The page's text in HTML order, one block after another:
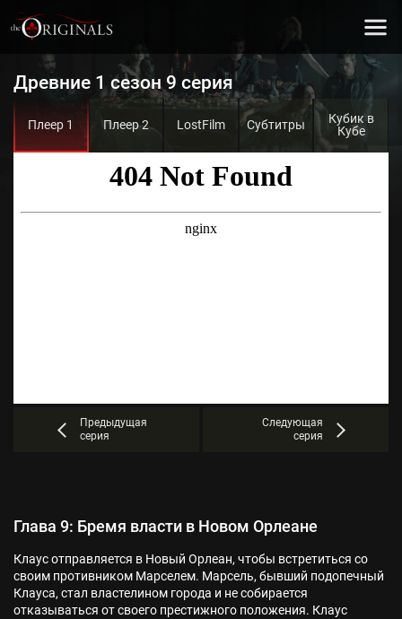
Древние 1 сезон 9 серия
Плеер 1 Плеер 2 LostFilm Субтитры
Кубик в
Кубе
Предыдущая
серия
Следующая
серия
Глава 9: Бремя власти в Новом Орлеане
Клаус отправляется в Новый Орлеан, чтобы встретиться со
своим противником Марселем. Марсель, бывший подопечный
Клауса, стал властелином города и не собирается
отказываться от своего престижного положения. Клаус